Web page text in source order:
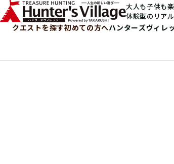
大人も子供も
体験型のリア
クエストを探す初めての方へハンターズヴィレ